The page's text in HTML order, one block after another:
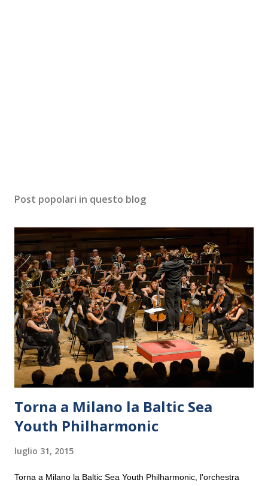
Post popolari in questo blog
Torna a Milano la Baltic Sea
Youth Philharmonic
luglio 31, 2015
Torna a Milano la Baltic Sea Youth Philharmonic, l'orchestra